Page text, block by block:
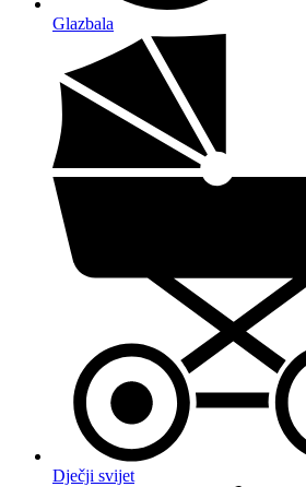
Glazbala
Dječji svijet